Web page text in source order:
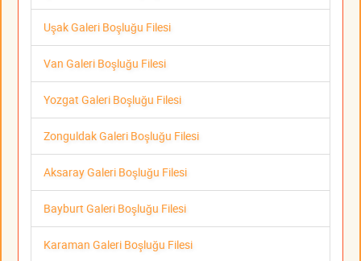
Uşak Galeri Boşluğu Filesi
Van Galeri Boşluğu Filesi
Yozgat Galeri Boşluğu Filesi
Zonguldak Galeri Boşluğu Filesi
Aksaray Galeri Boşluğu Filesi
Bayburt Galeri Boşluğu Filesi
Karaman Galeri Boşluğu Filesi